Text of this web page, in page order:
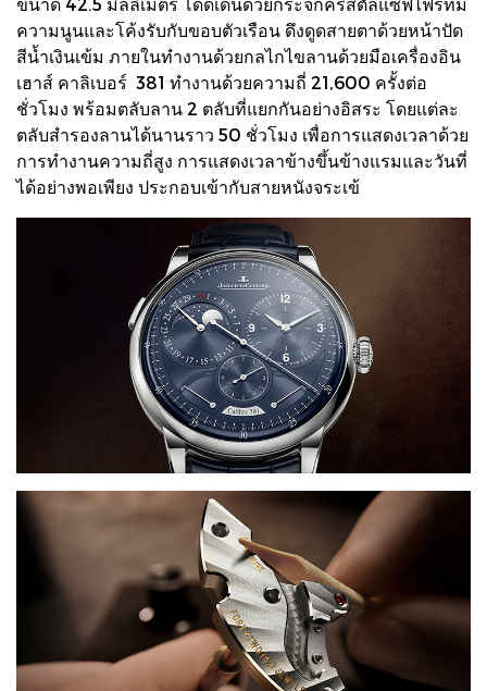
ความนูนและโค้งรับกับขอบตัวเรือน ดึงดูดสายตาด้วยหน้าปัด
สีน้ำเงินเข้ม ภายในทำงานด้วยกลไกไขลานด้วยมือเครื่องอิน
เฮาส์ คาลิเบอร์ 381 ทำงานด้วยความถี่ 21,600 ครั้งต่อ
ชั่วโมง พร้อมตลับลาน 2 ตลับที่แยกกันอย่างอิสระ โดยแต่ละ
ตลับสำรองลานได้นานราว 50 ชั่วโมง เพื่อการแสดงเวลาด้วย
การทำงานความถี่สูง การแสดงเวลาข้างขึ้นข้างแรมและวันที่
ได้อย่างพอเพียง ประกอบเข้ากับสายหนังจระเข้